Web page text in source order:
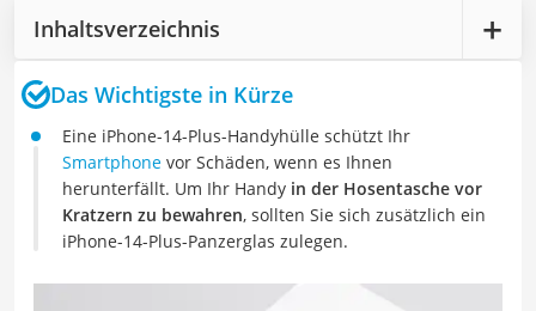
Inhaltsverzeichnis
Das Wichtigste in Kürze
Eine iPhone-14-Plus-Handyhülle schützt Ihr
Smartphone vor Schäden, wenn es Ihnen
herunterfällt. Um Ihr Handy in der Hosentasche vor
Kratzern zu bewahren, sollten Sie sich zusätzlich ein
iPhone-14-Plus-Panzerglas zulegen.